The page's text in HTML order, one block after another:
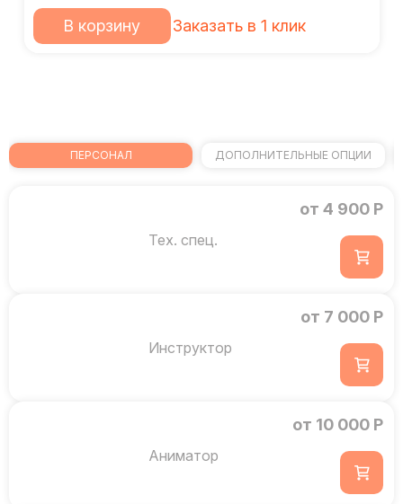
В корзину Заказать в 1 клик
ПЕРСОНАЛ ДОПОЛНИТЕЛЬНЫЕ ОПЦИИ
Тех. спец.
от 4 900 Р
Инструктор
от 7 000 Р
Аниматор
от 10 000 Р